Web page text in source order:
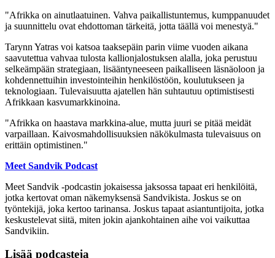
"Afrikka on ainutlaatuinen. Vahva paikallistuntemus, kumppanuudet
ja suunnittelu ovat ehdottoman tärkeitä, jotta täällä voi menestyä."
Tarynn Yatras voi katsoa taaksepäin parin viime vuoden aikana
saavutettua vahvaa tulosta kallionjalostuksen alalla, joka perustuu
selkeämpään strategiaan, lisääntyneeseen paikalliseen läsnäoloon ja
kohdennettuihin investointeihin henkilöstöön, koulutukseen ja
teknologiaan. Tulevaisuutta ajatellen hän suhtautuu optimistisesti
Afrikkaan kasvumarkkinoina.
"Afrikka on haastava markkina-alue, mutta juuri se pitää meidät
varpaillaan. Kaivosmahdollisuuksien näkökulmasta tulevaisuus on
erittäin optimistinen."
Meet Sandvik Podcast
Meet Sandvik -podcastin jokaisessa jaksossa tapaat eri henkilöitä,
jotka kertovat oman näkemyksensä Sandvikista. Joskus se on
työntekijä, joka kertoo tarinansa. Joskus tapaat asiantuntijoita, jotka
keskustelevat siitä, miten jokin ajankohtainen aihe voi vaikuttaa
Sandvikiin.
Lisää podcasteja